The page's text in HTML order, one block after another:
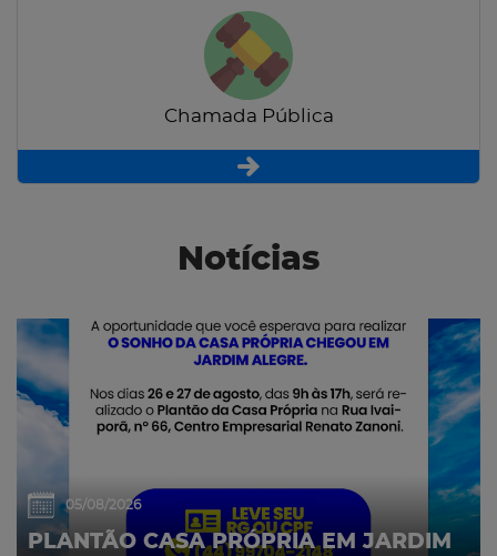
Chamada Pública
Notícias
05/08/2026
PLANTÃO CASA PRÓPRIA EM JARDIM